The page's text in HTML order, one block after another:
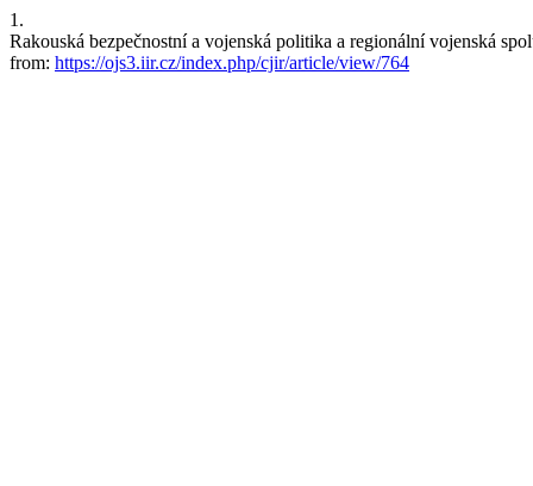
1.
Rakouská bezpečnostní a vojenská politika a regionální vojenská
from: https://ojs3.iir.cz/index.php/cjir/article/view/764